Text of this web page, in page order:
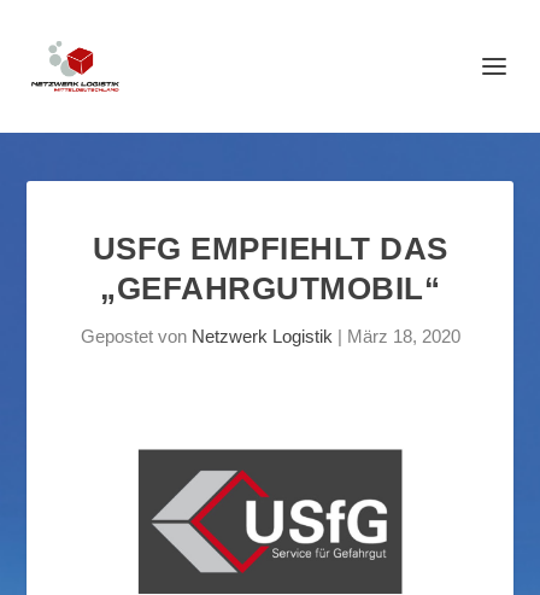
USFG EMPFIEHLT DAS
„GEFAHRGUTMOBIL“
Gepostet von Netzwerk Logistik | März 18, 2020